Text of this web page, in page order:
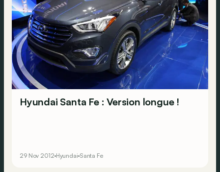
Hyundai Santa Fe : Version longue !
29 Nov 2012 Hyundai Santa Fe